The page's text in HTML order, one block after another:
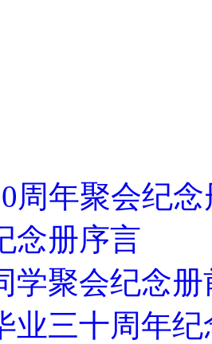
周年聚会纪
念册序言
学聚会纪念
业三十周年